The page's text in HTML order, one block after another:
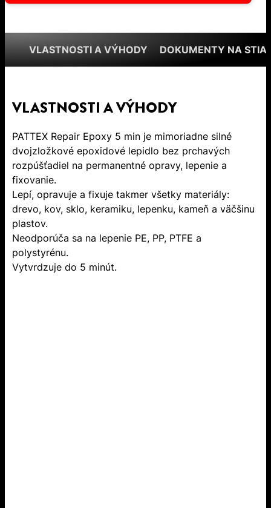
VLASTNOSTI A VÝHODY DOKUMENTY NA
VLASTNOSTI A VÝHODY
PATTEX Repair Epoxy 5 min je mimoriadne silné
dvojzložkové epoxidové lepidlo bez prchavých
rozpúšťadiel na permanentné opravy, lepenie a
fixovanie.
Lepí, opravuje a fixuje takmer všetky materiály:
drevo, kov, sklo, keramiku, lepenku, kameň a väčšinu
plastov.
Neodporúča sa na lepenie PE, PP, PTFE a
polystyrénu.
Vytvrdzuje do 5 minút.